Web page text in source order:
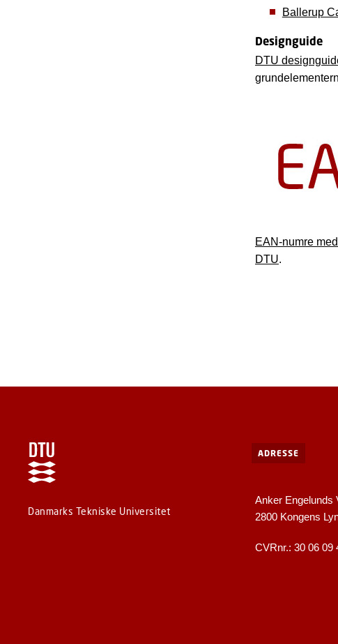
Ballerup
Designguide
DTU
EAN-numre
DTU.
Danmarks Tekniske Universitet
ADRESSE
Anker Engelunds
2800 Kongens
CVRnr.: 30 06 09